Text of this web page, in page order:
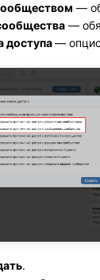
—
—
доступа —
.